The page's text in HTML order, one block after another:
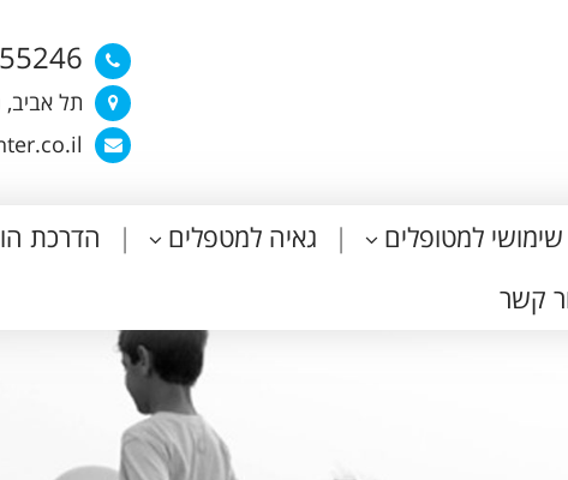
תל אביב,
למטופלים גאיה למטפלים
הדרכת
קשר